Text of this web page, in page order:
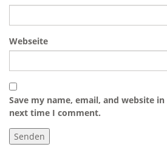
Webseite
Save my name, email, and website
next time I comment.